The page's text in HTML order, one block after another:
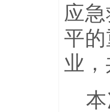
应
平
业